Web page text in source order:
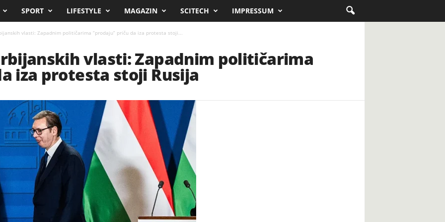
SPORT LIFESTYLE MAGAZIN SCITECH IMPRESSUM
vlasti: Zapadnim političarima “prodaju” priču da iza protesta stoji...
vlasti: Zapadnim političarima
iza protesta stoji Rusija